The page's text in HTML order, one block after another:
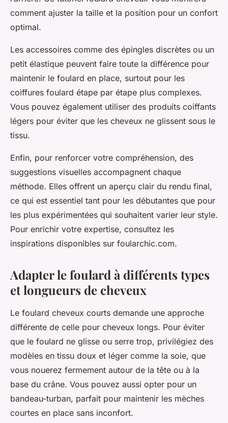
comment ajuster la taille et la position pour un confort
optimal.
Les accessoires comme des épingles discrètes ou un
petit élastique peuvent faire toute la différence pour
maintenir le foulard en place, surtout pour les
coiffures foulard étape par étape plus complexes.
Vous pouvez également utiliser des produits coiffants
légers pour éviter que les cheveux ne glissent sous le
tissu.
Enfin, pour renforcer votre compréhension, des
suggestions visuelles accompagnent chaque
méthode. Elles offrent un aperçu clair du rendu final,
ce qui est essentiel tant pour les débutantes que pour
les plus expérimentées qui souhaitent varier leur style.
Pour enrichir votre expertise, consultez les
inspirations disponibles sur foularchic.com.
Adapter le foulard à différents types
et longueurs de cheveux
Le foulard cheveux courts demande une approche
différente de celle pour cheveux longs. Pour éviter
que le foulard ne glisse ou serre trop, privilégiez des
modèles en tissu doux et léger comme la soie, que
vous nouerez fermement autour de la tête ou à la
base du crâne. Vous pouvez aussi opter pour un
bandeau-turban, parfait pour maintenir les mèches
courtes en place sans inconfort.